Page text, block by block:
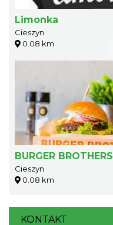
Limonka
Cieszyn
0.08 km
BURGER BROTHERS
Cieszyn
0.08 km
KONTAKT